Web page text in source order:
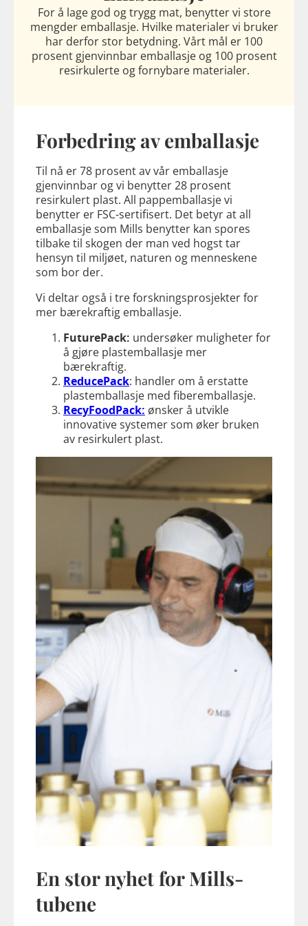
For å lage god og trygg mat, benytter vi store
mengder emballasje. Hvilke materialer vi bruker
har derfor stor betydning. Vårt mål er 100
prosent gjenvinnbar emballasje og 100 prosent
resirkulerte og fornybare materialer.
Forbedring av emballasje
Til nå er 78 prosent av vår emballasje
gjenvinnbar og vi benytter 28 prosent
resirkulert plast. All pappemballasje vi
benytter er FSC-sertifisert. Det betyr at all
emballasje som Mills benytter kan spores
tilbake til skogen der man ved hogst tar
hensyn til miljøet, naturen og menneskene
som bor der.
Vi deltar også i tre forskningsprosjekter for
mer bærekraftig emballasje.
FuturePack: undersøker muligheter for
å gjøre plastemballasje mer
bærekraftig.
ReducePack: handler om å erstatte
plastemballasje med fiberemballasje.
RecyFoodPack: ønsker å utvikle
innovative systemer som øker bruken
av resirkulert plast.
En stor nyhet for Mills-
tubene